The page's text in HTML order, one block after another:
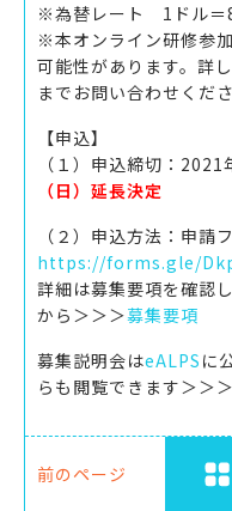
※為替レート 1ドル＝
※本オンライン研修参
可能性があります。詳
までお問い合わせくださ
【申込】
（１）申込締切：2021
（日）延長決定
（２）申込方法：申
https://forms.gle/
詳細は募集要項を確認
から＞＞＞募集要項
募集説明会はeALPS に
らも閲覧できます＞＞＞
前のページ